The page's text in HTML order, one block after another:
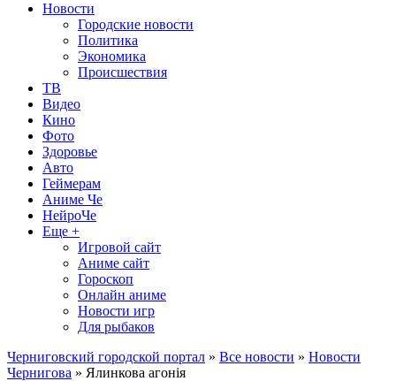
Новости
Городские новости
Политика
Экономика
Происшествия
ТВ
Видео
Кино
Фото
Здоровье
Авто
Геймерам
Аниме Че
НейроЧе
Еще +
Игровой сайт
Аниме сайт
Гороскоп
Онлайн аниме
Новости игр
Для рыбаков
Черниговский городской портал » Все новости » Новости
Чернигова » Ялинкова агонія